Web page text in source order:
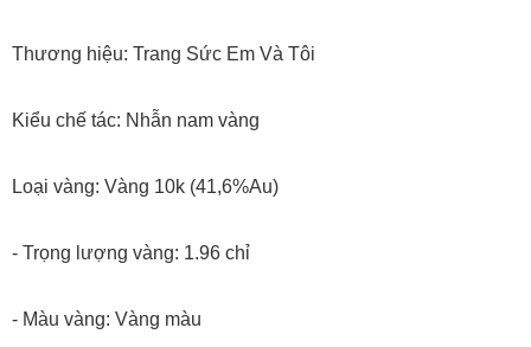
Thương hiệu: Trang Sức Em Và Tôi
Kiểu chế tác: Nhẫn nam vàng
Loại vàng: Vàng 10k (41,6%Au)
- Trọng lượng vàng: 1.96 chỉ
- Màu vàng: Vàng màu